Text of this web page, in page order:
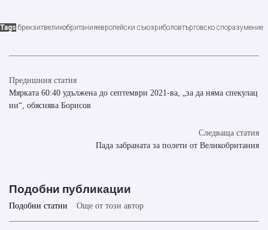
Tags брекзитвеликобританияевропейски съюзриболовтърговско споразумение
Предишния статия
Мярката 60:40 удължена до септември 2021-ва, „за да няма спекулац
ии“, обяснява Борисов
Следваща статия
Пада забраната за полети от Великобритания
Подобни публикации
Подобни статии Още от този автор